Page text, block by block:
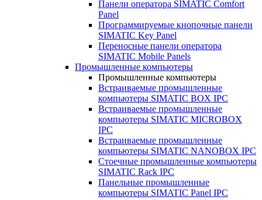
Панели оператора SIMATIC Comfort
Panel
Программируемые кнопочные панели
SIMATIC Key Panel
Переносные панели оператора
SIMATIC Mobile Panels
Промышленные компьютеры
Промышленные компьютеры
Встраиваемые промышленные
компьютеры SIMATIC BOX IPC
Встраиваемые промышленные
компьютеры SIMATIC MICROBOX
IPC
Встраиваемые промышленные
компьютеры SIMATIC NANOBOX IPC
Стоечные промышленные компьютеры
SIMATIC Rack IPC
Панельные промышленные
компьютеры SIMATIC Panel IPC